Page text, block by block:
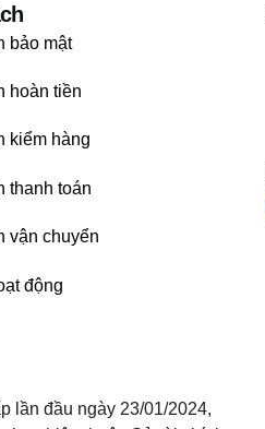
bảo mật
hoàn tiền
kiểm hàng
thanh toán
vận chuyển
động
lần đầu ngày 23/01/2024,